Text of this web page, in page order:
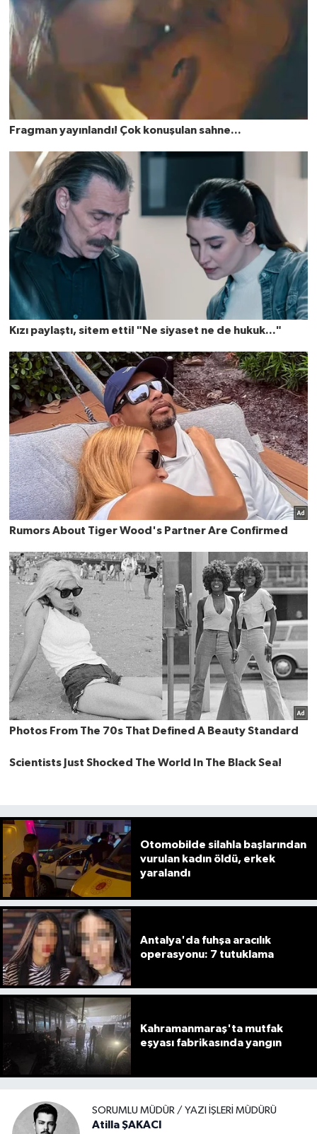
Otomobilde silahla başlarından
vurulan kadın öldü, erkek
yaralandı
Antalya'da fuhşa aracılık
operasyonu: 7 tutuklama
Kahramanmaraş'ta mutfak
eşyası fabrikasında yangın
SORUMLU MÜDÜR / YAZI İŞLERI MÜDÜRÜ
Atilla ŞAKACI